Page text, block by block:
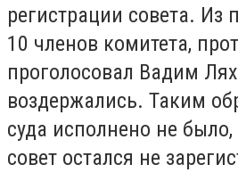
регистрации совета. Из
10 членов комитета,
проголосовал Вадим
воздержались. Таким
суда исполнено не
совет остался не